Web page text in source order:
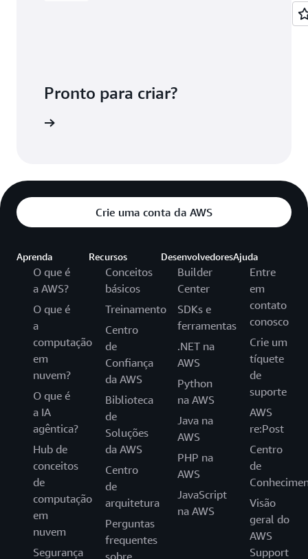
Pronto para criar?
Crie uma conta da AWS
Aprenda
O que é
a AWS?
O que é
a
computação
em
nuvem?
O que é
a IA
agêntica?
Hub de
conceitos
de
computação
em
nuvem
Segurança
Recursos
Conceitos
básicos
Treinamento
Centro
de
Confiança
da AWS
Biblioteca
de
Soluções
da AWS
Centro
de
arquitetura
Perguntas
frequentes
sobre
Desenvolvedores
Builder
Center
SDKs e
ferramentas
.NET na
AWS
Python
na AWS
Java na
AWS
PHP na
AWS
JavaScript
na AWS
Ajuda
Entre
em
contato
conosco
Crie um
tíquete
de
suporte
AWS
re:Post
Centro
de
Visão
geral do
AWS
Support